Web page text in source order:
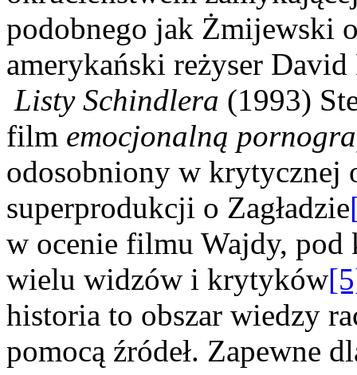
podobnego jak Żmijewski
amerykański reżyser
Listy Schindlera (1993)
film emocjonalną
odosobniony w krytycznej
superprodukcji o Zagładzie
w ocenie filmu Wajdy, pod
wielu widzów i krytyków
historia to obszar wiedzy
pomocą źródeł. Zapewne